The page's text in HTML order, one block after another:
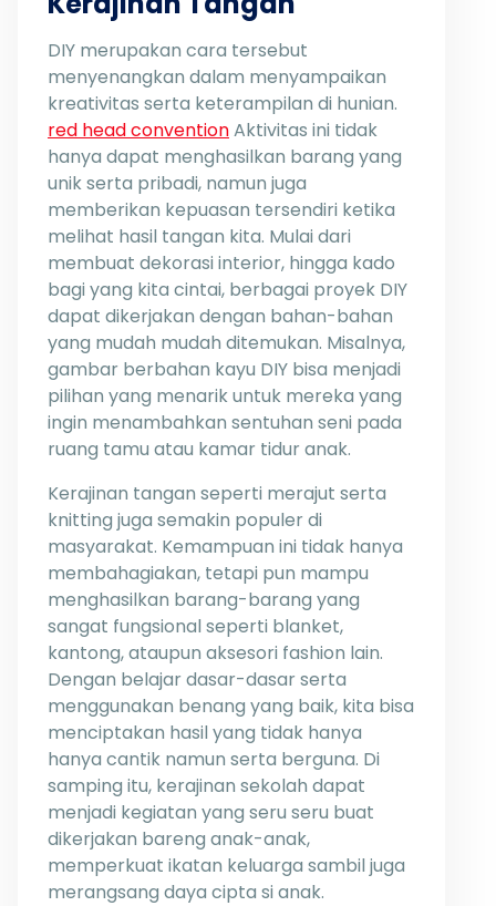
DIY merupakan cara tersebut
menyenangkan dalam menyampaikan
kreativitas serta keterampilan di hunian.
red head conventionAktivitas ini tidak
hanya dapat menghasilkan barang yang
unik serta pribadi, namun juga
memberikan kepuasan tersendiri ketika
melihat hasil tangan kita. Mulai dari
membuat dekorasi interior, hingga kado
bagi yang kita cintai, berbagai proyek DIY
dapat dikerjakan dengan bahan-bahan
yang mudah mudah ditemukan. Misalnya,
gambar berbahan kayu DIY bisa menjadi
pilihan yang menarik untuk mereka yang
ingin menambahkan sentuhan seni pada
ruang tamu atau kamar tidur anak.
Kerajinan tangan seperti merajut serta
knitting juga semakin populer di
masyarakat. Kemampuan ini tidak hanya
membahagiakan, tetapi pun mampu
menghasilkan barang-barang yang
sangat fungsional seperti blanket,
kantong, ataupun aksesori fashion lain.
Dengan belajar dasar-dasar serta
menggunakan benang yang baik, kita bisa
menciptakan hasil yang tidak hanya
hanya cantik namun serta berguna. Di
samping itu, kerajinan sekolah dapat
menjadi kegiatan yang seru seru buat
dikerjakan bareng anak-anak,
memperkuat ikatan keluarga sambil juga
merangsang daya cipta si anak.